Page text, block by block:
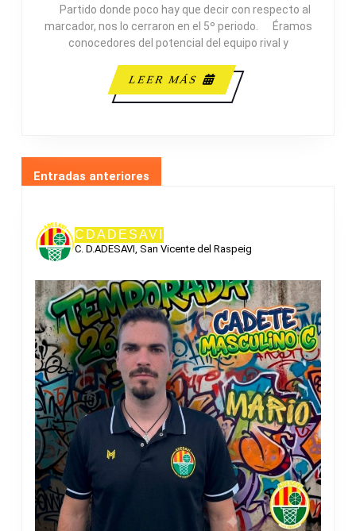
DENIA
Partido donde poco hay que decir con respecto al
marcador, nos lo cerraron en el 5º periodo. Éramos
conocedores del potencial del equipo rival y
LEER MÁS
LEER
MÁS
NAVEGACIÓN
ENTRADAS
Entradas anteriores
CDADESAVI
C. D.ADESAVI, San Vicente del Raspeig